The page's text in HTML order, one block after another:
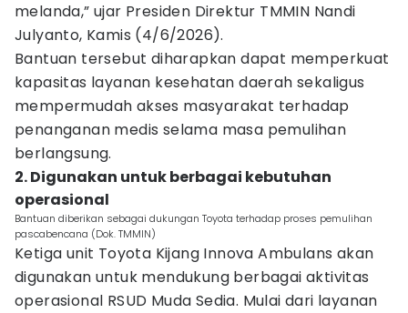
melanda,” ujar Presiden Direktur TMMIN Nandi
Julyanto, Kamis (4/6/2026).
Bantuan tersebut diharapkan dapat memperkuat
kapasitas layanan kesehatan daerah sekaligus
mempermudah akses masyarakat terhadap
penanganan medis selama masa pemulihan
berlangsung.
2. Digunakan untuk berbagai kebutuhan
operasional
Bantuan diberikan sebagai dukungan Toyota terhadap proses pemulihan
pascabencana (Dok. TMMIN)
Ketiga unit Toyota Kijang Innova Ambulans akan
digunakan untuk mendukung berbagai aktivitas
operasional RSUD Muda Sedia. Mulai dari layanan